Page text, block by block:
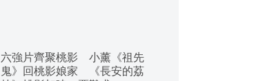
六強片齊聚桃影 小薰《祖先
鬼》回桃影娘家 《長安的荔